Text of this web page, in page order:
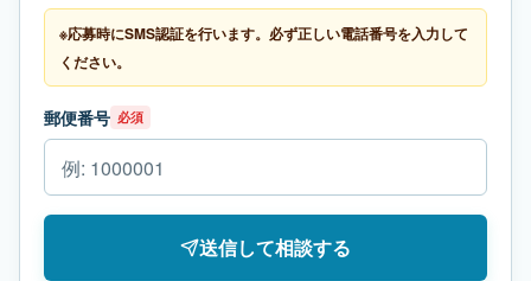
※応募時にSMS認証を行います。必ず正しい電話番号を入力して
ください。
郵便番号 必須
送信して相談する